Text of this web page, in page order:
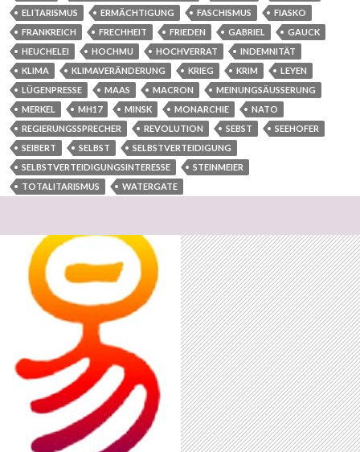
ELITARISMUS ERMÄCHTIGUNG FASCHISMUS
FIASKO
FRANKREICH
FRECHHEIT FRIEDEN GABRIEL
GAUCK
HEUCHELEI
HOCHMU HOCHVERRAT
INDEMNITÄT
KLIMA
KLIMAVERÄNDERUNG KRIEG KRIM
LEYEN
LÜGENPRESSE
MAAS MACRON
MEINUNGSÄUSSERUNG
MERKEL
MH17 MINSK MONARCHIE
NATO
REGIERUNGSSPRECHER
REVOLUTION SEBST
SEEHOFER
SEIBERT
SELBST
SELBSTVERTEIDIGUNG
SELBSTVERTEIDIGUNGSINTERESSE
STEINMEIER
TOTALITARISMUS
WATERGATE